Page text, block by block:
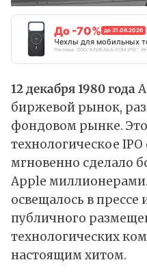
До -70% до 31.08.2026
Чехлы для мобильных
Реклама. ООО "АЛИБАБА.КОМ (РУ)",
12 декабря 1980 года
биржевой рынок,
фондовом рынке.
технологическое
мгновенно сделало
Apple
освещалось в прессе
публичного
технологических
настоящим хитом.